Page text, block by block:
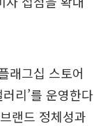
래그십 스토어
리’를 운영한다
랜드 정체성과